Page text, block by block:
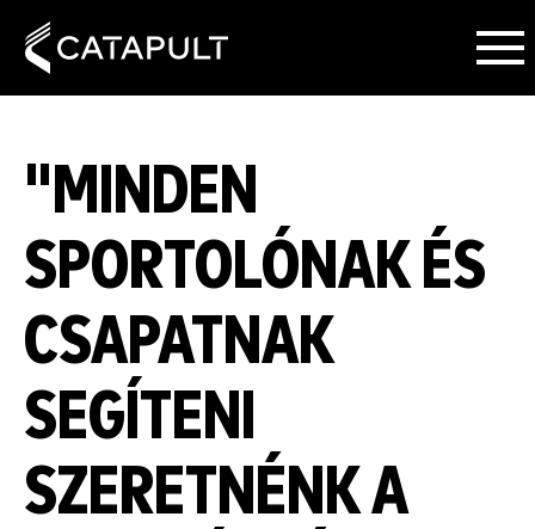
"MINDEN
SPORTOLÓNAK ÉS
CSAPATNAK
SEGÍTENI
SZERETNÉNK A